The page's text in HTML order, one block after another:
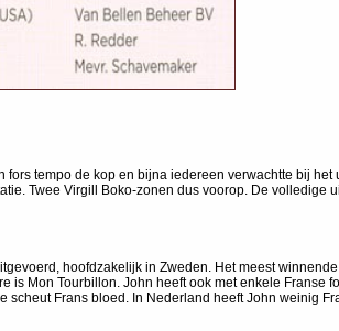
tempo de kop en bijna iedereen verwachtte bij het
Twee Virgill Boko-zonen dus voorop. De volledige
hoofdzakelijk in Zweden. Het meest
is Mon Tourbillon. John heeft ook met enkele Franse
Frans bloed. In Nederland heeft John weinig